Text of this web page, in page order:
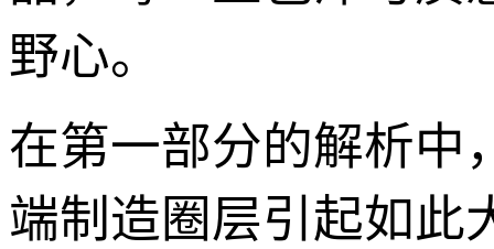
野心。
在第一部分的解析中
端制造圈层引起如此